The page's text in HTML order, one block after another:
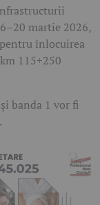
martie 2026,
înlocuirea
115+250
banda 1 vor fi